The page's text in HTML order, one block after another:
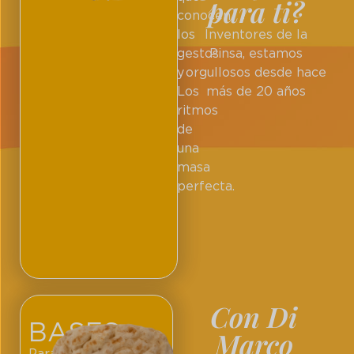
conocen
los
gestos
y
Los
ritmos
de
una
masa
perfecta.
para ti?
Inventores de la
Pinsa, estamos
orgullosos desde hace
más de 20 años
Con Di
Marco
BASES